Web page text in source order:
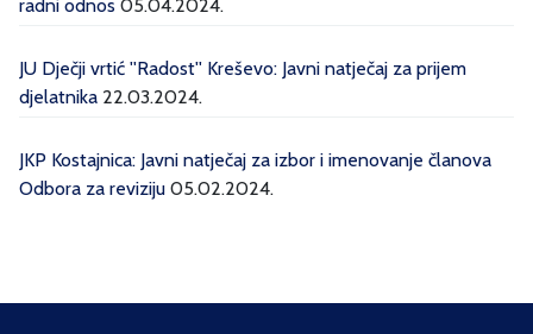
radni odnos 05.04.2024.
JU Dječji vrtić ''Radost'' Kreševo: Javni natječaj za prijem
djelatnika 22.03.2024.
JKP Kostajnica: Javni natječaj za izbor i imenovanje članova
Odbora za reviziju 05.02.2024.